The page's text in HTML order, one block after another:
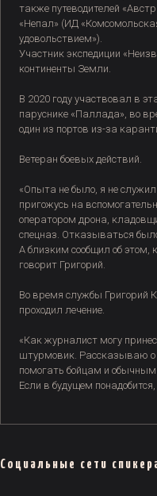
также путеводителей
«Непал» (ИД
удовольствием»).
Участник экспедиции
континенты Земли.
В 2020 году участвовал в
паруснике «Паллада», во
один из портов из-за
Ветеран боевых действий.
«Опыта не было, я не
пригожусь на
оператором дрона,
спецназ. Отказываться
А близким сообщил об этом,
говорит Григорий.
Во время службы Григорий
проходил лечение.
«Как журналист могу
штурмовик. Рассказываю о
помогать бойцам и
Если в будущем
Социальные сети